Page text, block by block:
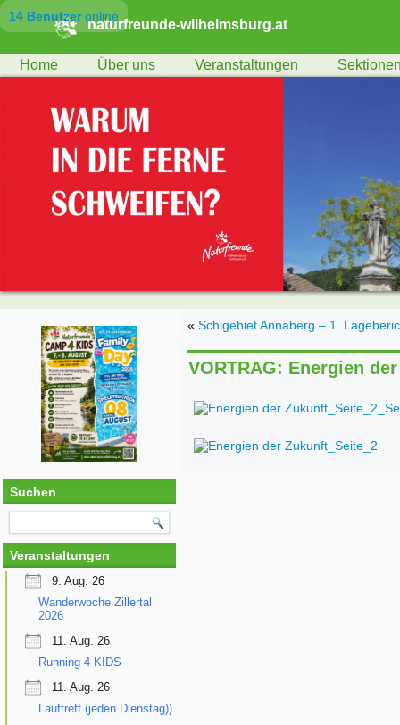
14 Benutzeronline
naturfreunde-wilhelmsburg.at
Home Über uns Veranstaltungen
Suchen
Veranstaltungen
9. Aug. 26
Wanderwoche Zillertal
2026
11. Aug. 26
Running 4 KIDS
11. Aug. 26
Lauftreff (jeden Dienstag))
« Schigebiet Annaberg – 1.
VORTRAG: Energien